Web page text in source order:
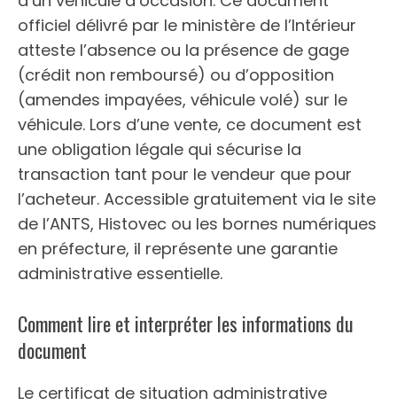
officiel délivré par le ministère de l’Intérieur
atteste l’absence ou la présence de gage
(crédit non remboursé) ou d’opposition
(amendes impayées, véhicule volé) sur le
véhicule. Lors d’une vente, ce document est
une obligation légale qui sécurise la
transaction tant pour le vendeur que pour
l’acheteur. Accessible gratuitement via le site
de l’ANTS, Histovec ou les bornes numériques
en préfecture, il représente une garantie
administrative essentielle.
Comment lire et interpréter les informations du
document
Le certificat de situation administrative